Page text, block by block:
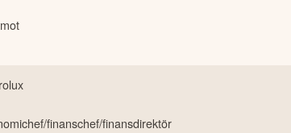
finanschef/finansdirektör